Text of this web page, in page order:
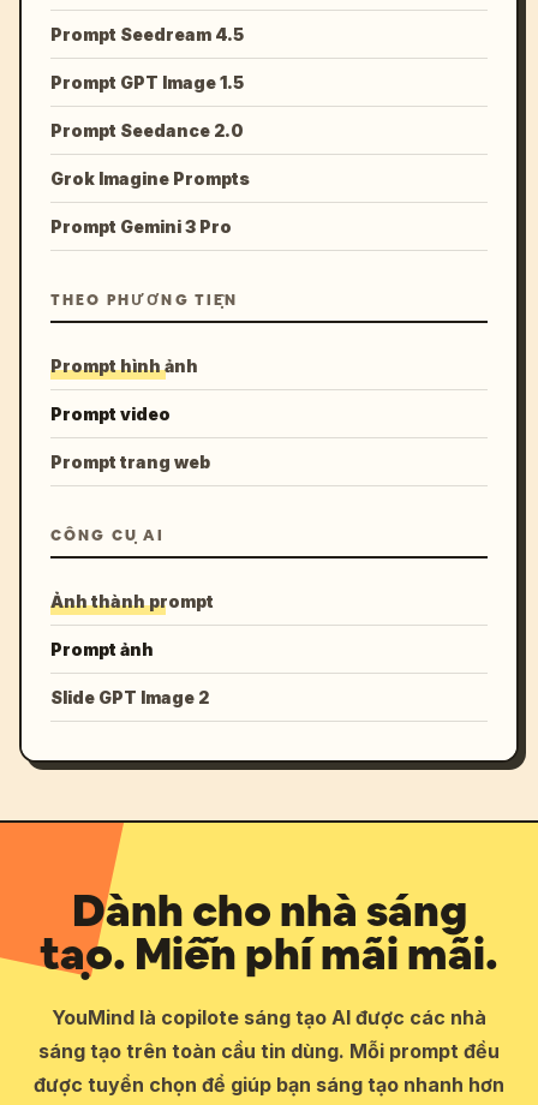
Prompt Seedream 4.5
Prompt GPT Image 1.5
Prompt Seedance 2.0
Grok Imagine Prompts
Prompt Gemini 3 Pro
THEO PHƯƠNG TIỆN
Prompt hình ảnh
Prompt video
Prompt trang web
CÔNG CỤ AI
Ảnh thành prompt
Prompt ảnh
Slide GPT Image 2
Dành cho nhà sáng
tạo. Miễn phí mãi mãi.
YouMind là copilote sáng tạo AI được các nhà
sáng tạo trên toàn cầu tin dùng. Mỗi prompt đều
được tuyển chọn để giúp bạn sáng tạo nhanh hơn